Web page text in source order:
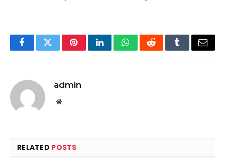
FacebookTwitterPinterestLinkedInWhatsAppRedditTumblrEmail
admin
Website
RELATED POSTS